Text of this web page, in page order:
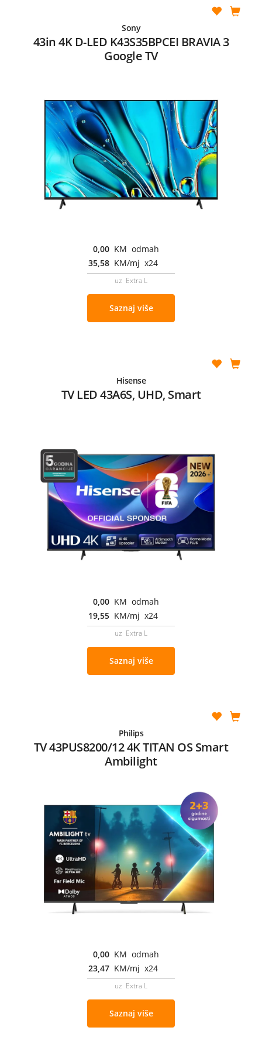
Sony
43in 4K D-LED K43S35BPCEI BRAVIA 3
Google TV
0,00 KM odmah
35,58 KM/mj x24
uz Extra L
Saznaj više
Hisense
TV LED 43A6S, UHD, Smart
0,00 KM odmah
19,55 KM/mj x24
uz Extra L
Saznaj više
Philips
TV 43PUS8200/12 4K TITAN OS Smart
Ambilight
0,00 KM odmah
23,47 KM/mj x24
uz Extra L
Saznaj više